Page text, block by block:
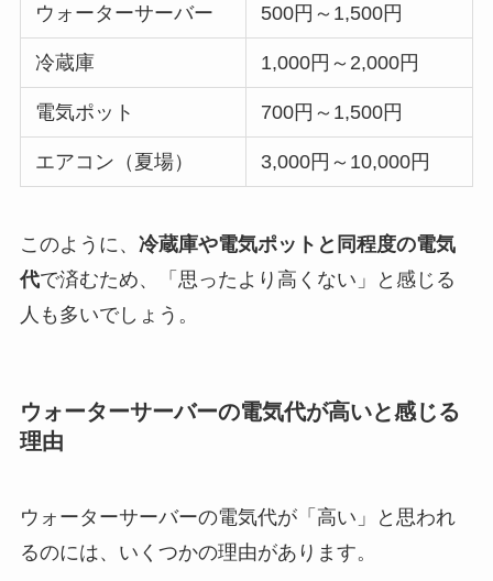
ウォーターサーバー 500円～1,500円
冷蔵庫 1,000円～2,000円
電気ポット 700円～1,500円
エアコン（夏場） 3,000円～10,000円
このように、 冷蔵庫や電気ポットと同程度の電気
代で済むため、「思ったより高くない」と感じる
人も多いでしょう。
ウォーターサーバーの電気代が高いと感じる
理由
ウォーターサーバーの電気代が「高い」と思われ
るのには、いくつかの理由があります。